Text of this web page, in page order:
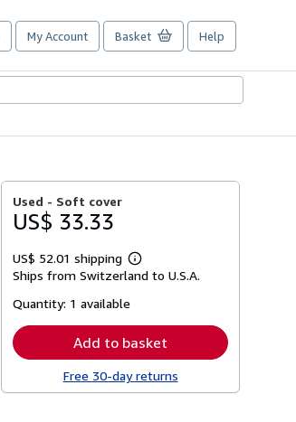
My Account Basket Help
Used - Soft cover
US$ 33.33
US$ 52.01 shipping
Learn
more
Ships from Switzerland to U.S.A.
Quantity: 1 available
Add to basket
Free 30-day returns